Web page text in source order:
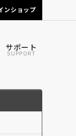
ンショップ
サポート
SUPPORT